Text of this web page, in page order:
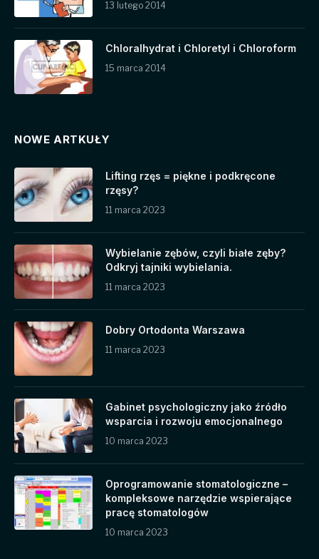
13 lutego 2014
Chloralhydrat i Chloretyl i Chloroform
15 marca 2014
NOWE ARTKUŁY
Lifting rzęs = piękne i podkręcone
rzęsy?
11 marca 2023
Wybielanie zębów, czyli białe zęby?
Odkryj tajniki wybielania.
11 marca 2023
Dobry Ortodonta Warszawa
11 marca 2023
Gabinet psychologiczny jako źródło
wsparcia i rozwoju emocjonalnego
10 marca 2023
Oprogramowanie stomatologiczne –
kompleksowe narzędzie wspierające
pracę stomatologów
10 marca 2023